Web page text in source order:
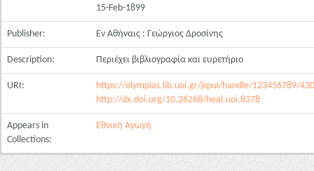
15-Feb-1899
Publisher: Εν Αθήναις : Γεώργιος Δροσίνης
Description: Περιέχει βιβλιογραφία και ευρετήριο
URI:
https://olympias.lib.uoi.gr/jspui/handle/123456789/
http://dx.doi.org/10.26268/heal.uoi.8378
Appears in
Collections:
Εθνική Αγωγή